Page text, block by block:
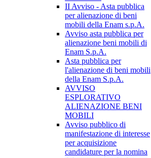
II Avviso - Asta pubblica
per alienazione di beni
mobili della Enam s.p.A.
Avviso asta pubblica per
alienazione beni mobili di
Enam S.p.A.
Asta pubblica per
l'alienazione di beni mobili
della Enam S.p.A.
AVVISO
ESPLORATIVO
ALIENAZIONE BENI
MOBILI
Avviso pubblico di
manifestazione di interesse
per acquisizione
candidature per la nomina